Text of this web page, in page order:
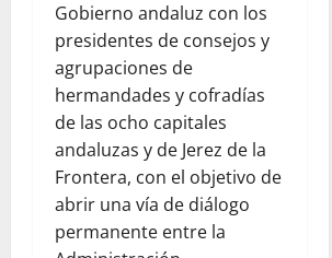
Gobierno andaluz con los
presidentes de consejos y
agrupaciones de
hermandades y cofradías
de las ocho capitales
andaluzas y de Jerez de la
Frontera, con el objetivo de
abrir una vía de diálogo
permanente entre la